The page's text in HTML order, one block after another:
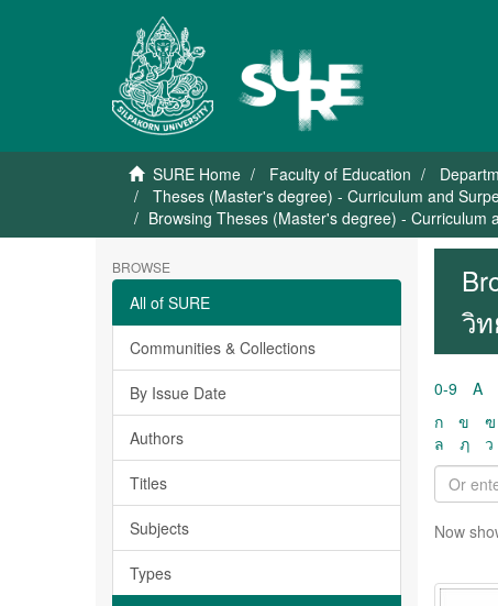
SURE Home Faculty of Education
Theses (Master's degree) - Curriculum and
Browsing Theses (Master's degree) -
BROWSE
All of SURE
Communities & Collections
By Issue Date
Authors
Titles
Subjects
Types
วิ
0-9 A
ก
ข ฃ
ล
ฦ ว
Now